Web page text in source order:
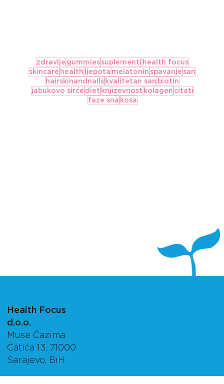
zdravlje gummies suplementi health focus
skincare health ljepota melatonin spavanje san
hairskinandnailskvalitetan san biotin
jabukovo sirće diet knjizevnost kolagen citati
faze sna kosa
Health Focus
d.o.o.
Muse Ćazima
Ćatića 13, 71000
Sarajevo, BiH